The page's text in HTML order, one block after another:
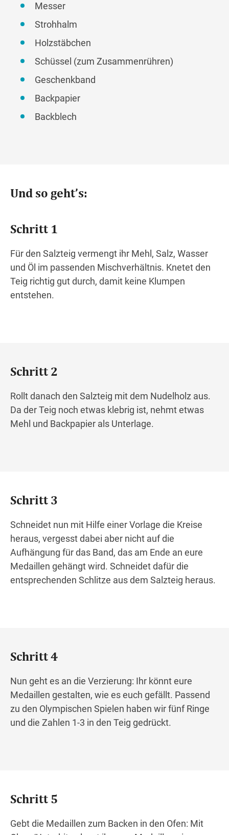
Messer
Strohhalm
Holzstäbchen
Schüssel (zum Zusammenrühren)
Geschenkband
Backpapier
Backblech
Und so geht’s:
Schritt 1
Für den Salzteig vermengt ihr Mehl, Salz, Wasser
und Öl im passenden Mischverhältnis. Knetet den
Teig richtig gut durch, damit keine Klumpen
entstehen.
Schritt 2
Rollt danach den Salzteig mit dem Nudelholz aus.
Da der Teig noch etwas klebrig ist, nehmt etwas
Mehl und Backpapier als Unterlage.
Schritt 3
Schneidet nun mit Hilfe einer Vorlage die Kreise
heraus, vergesst dabei aber nicht auf die
Aufhängung für das Band, das am Ende an eure
Medaillen gehängt wird. Schneidet dafür die
entsprechenden Schlitze aus dem Salzteig heraus.
Schritt 4
Nun geht es an die Verzierung: Ihr könnt eure
Medaillen gestalten, wie es euch gefällt. Passend
zu den Olympischen Spielen haben wir fünf Ringe
und die Zahlen 1-3 in den Teig gedrückt.
Schritt 5
Gebt die Medaillen zum Backen in den Ofen: Mit